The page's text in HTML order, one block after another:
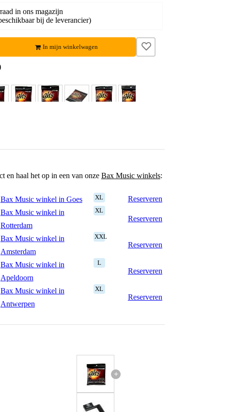
in ons magazijn
bij de leverancier)
In mijn winkelwagen
en haal het op in een van onze Bax Music winkels:
Bax Music winkel in Goes XL
Reserveren
Bax Music winkel in
Rotterdam
XL
Reserveren
Bax Music winkel in
Amsterdam
XXL
Reserveren
Bax Music winkel in
Apeldoorn
L
Reserveren
Bax Music winkel in
Antwerpen
XL
Reserveren
+